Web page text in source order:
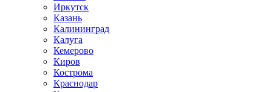
Иркутск
Казань
Калининград
Калуга
Кемерово
Киров
Кострома
Краснодар